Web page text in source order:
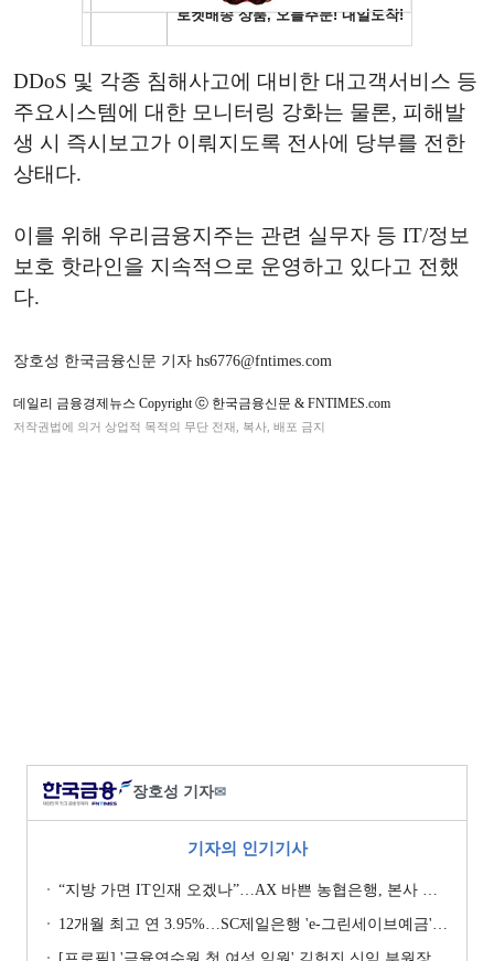
DDoS 및 각종 침해사고에 대비한 대고객서비스 등
주요시스템에 대한 모니터링 강화는 물론, 피해발
생 시 즉시보고가 이뤄지도록 전사에 당부를 전한
상태다.
이를 위해 우리금융지주는 관련 실무자 등 IT/정보
보호 핫라인을 지속적으로 운영하고 있다고 전했
다.
장호성 한국금융신문 기자 hs6776@fntimes.com
데일리 금융경제뉴스 Copyright ⓒ 한국금융신문 & FNTIMES.com
저작권법에 의거 상업적 목적의 무단 전재, 복사, 배포 금지
장호성 기자✉
기자의 인기기사
“지방 가면 IT인재 오겠나”…AX 바쁜 농협은행, 본사 이전설에 ‘긴장’ [막 오른 금융권 하투(夏鬪)]
12개월 최고 연 3.95%…SC제일은행 'e-그린세이브예금' [이주의 은행 예금금리-8월 1주]